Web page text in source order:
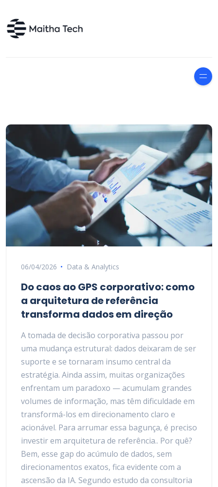
06/04/2026 Data & Analytics
Do caos ao GPS corporativo: como
a arquitetura de referência
transforma dados em direção
A tomada de decisão corporativa passou por
uma mudança estrutural: dados deixaram de ser
suporte e se tornaram insumo central da
estratégia. Ainda assim, muitas organizações
enfrentam um paradoxo — acumulam grandes
volumes de informação, mas têm dificuldade em
transformá-los em direcionamento claro e
acionável. Para arrumar essa bagunça, é preciso
investir em arquitetura de referência.. Por quê?
Bem, esse gap do acúmulo de dados, sem
direcionamentos exatos, fica evidente com a
ascensão da IA. Segundo estudo da consultoria